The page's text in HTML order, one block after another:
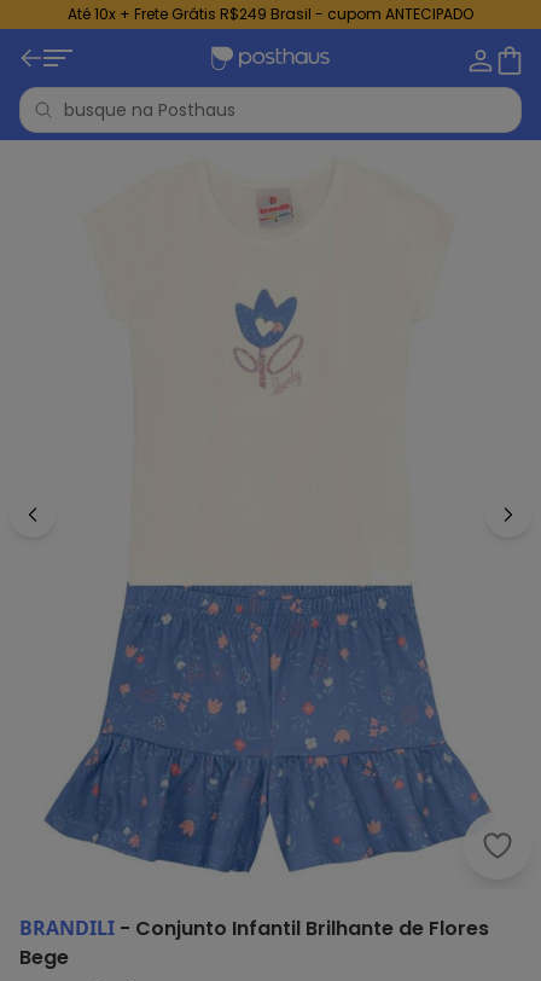
Até 10x + Frete Grátis R$249 Brasil - cupom ANTECIPADO
BRANDILI - Conjunto Infantil Brilhante de Flores
Bege